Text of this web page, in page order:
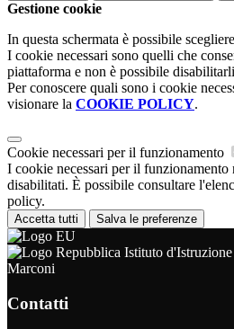
Gestione cookie
In questa schermata è possibile
I cookie necessari sono quelli che
piattaforma e non è possibile
Per conoscere quali sono i cookie
visionare la COOKIE POLICY.
Cookie necessari per il funzionamento
I cookie necessari per il funzionamento
disabilitati. È possibile consultare
policy.
Accetta tutti Salva le preferenze
Istituto
Marconi
Contatti